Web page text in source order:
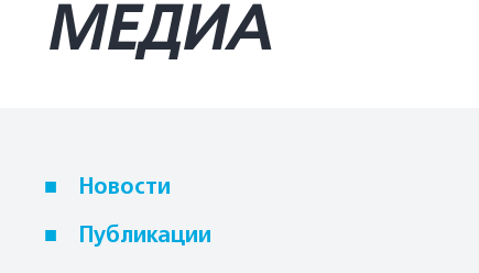
МЕДИА
Новости
Публикации